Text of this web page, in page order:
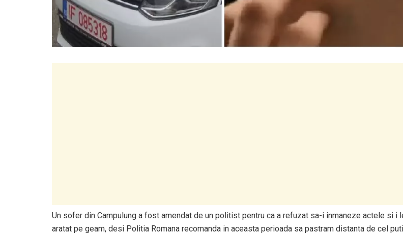
Un sofer din Campulung a fost amendat de un politist pentru ca a refuzat sa-i inmaneze actele si i
aratat pe geam, desi Politia Romana recomanda in aceasta perioada sa pastram distanta de cel